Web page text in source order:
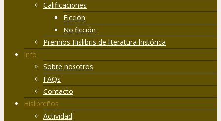
Calificaciones
Ficción
No ficción
Premios Hislibris de literatura histórica
Info
Sobre nosotros
FAQs
Contacto
Hislibreños
Actividad